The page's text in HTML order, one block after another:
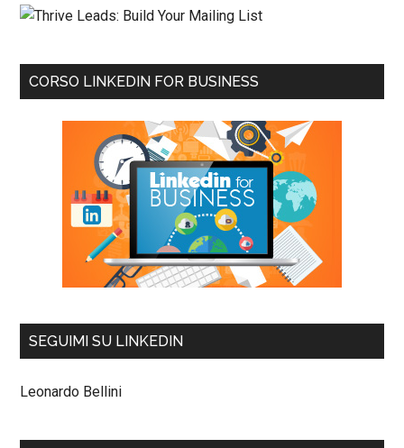
CORSO LINKEDIN FOR BUSINESS
SEGUIMI SU LINKEDIN
Leonardo Bellini